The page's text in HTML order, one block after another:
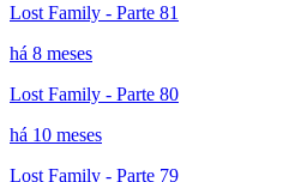
Lost Family - Parte 81
há 8 meses
Lost Family - Parte 80
há 10 meses
Lost Family - Parte 79